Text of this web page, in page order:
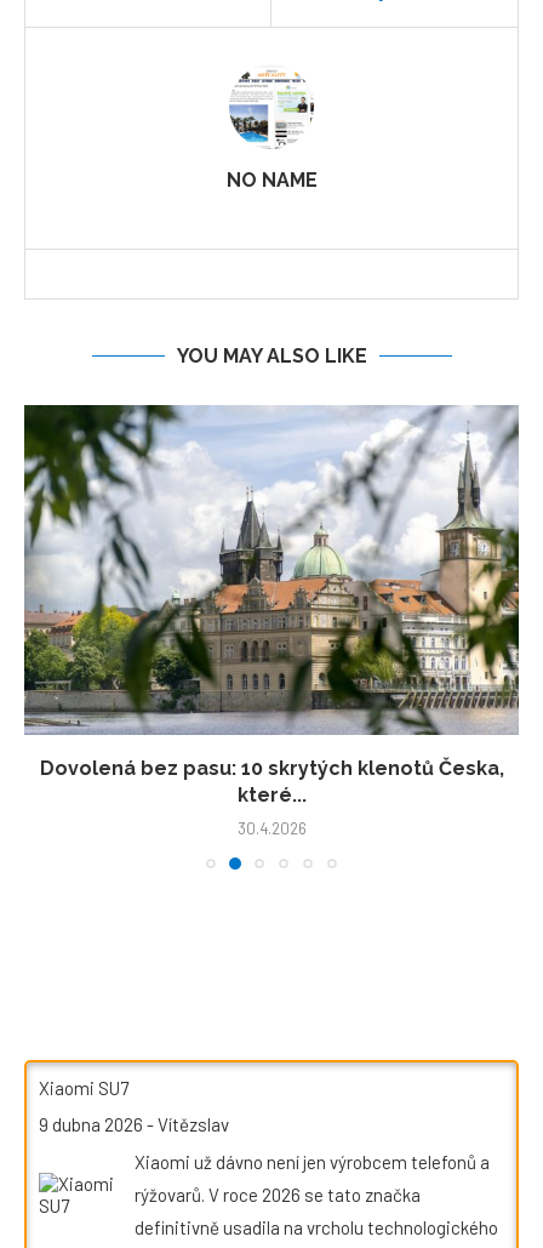
NO NAME
YOU MAY ALSO LIKE
Dovolená bez pasu: 10 skrytých klenotů Česka,
které...
30.4.2026
Xiaomi SU7
9 dubna 2026 -Vítězslav
Xiaomi už dávno není jen výrobcem telefonů a
rýžovarů. V roce 2026 se tato značka
definitivně usadila na vrcholu technologického